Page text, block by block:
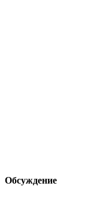
Обсуждение